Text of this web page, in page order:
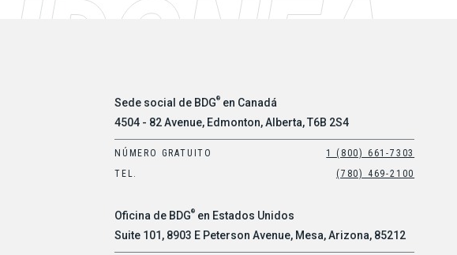
Sede social de BDG® en Canadá
4504 - 82 Avenue, Edmonton, Alberta, T6B 2S4
NÚMERO GRATUITO
1 (800) 661-7303
TEL.
(780) 469-2100
Oficina de BDG® en Estados Unidos
Suite 101, 8903 E Peterson Avenue, Mesa, Arizona, 85212